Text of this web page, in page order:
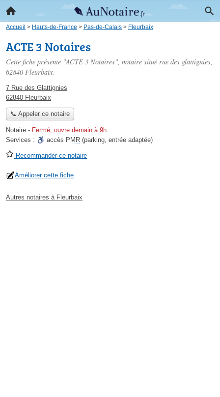
Accueil > Hauts-de-France > Pas-de-Calais > Fleurbaix
ACTE 3 Notaires
Cette fiche présente "ACTE 3 Notaires", notaire situé rue des glattignies,
62840 Fleurbaix.
7 Rue des Glattignies
62840 Fleurbaix
📞 Appeler ce notaire
Notaire - Fermé, ouvre demain à 9h
Services :
accès PMR (parking, entrée adaptée)
Recommander ce notaire
Améliorer cette fiche
Autres notaires à Fleurbaix